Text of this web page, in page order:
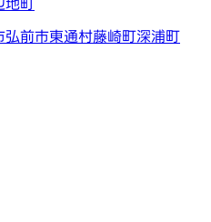
地町
弘前市東通村藤崎町深浦町